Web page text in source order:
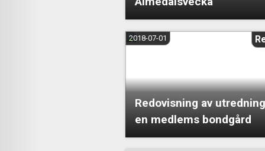
Redovisning av
en medlems bondgård
2018-07-01